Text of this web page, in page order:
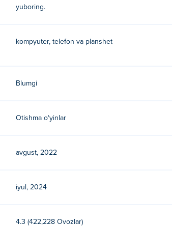
yuboring.
kompyuter, telefon va planshet
Blumgi
Otishma oʻyinlar
avgust, 2022
iyul, 2024
4.3 (422,228 Ovozlar)